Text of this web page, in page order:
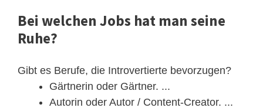
Bei welchen Jobs hat man seine
Ruhe?
Gibt es Berufe, die Introvertierte bevorzugen?
Gärtnerin oder Gärtner. ...
Autorin oder Autor / Content-Creator. ...